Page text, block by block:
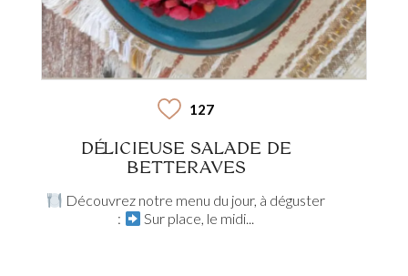
127
DÉLICIEUSE SALADE DE
BETTERAVES
Découvrez notre menu du jour, à déguster
:
Sur place, le midi...